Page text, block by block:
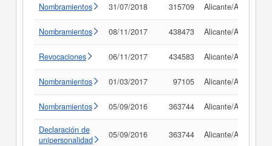
Nombramientos 31/07/2018 315709 Alicante/Alacant
Nombramientos 08/11/2017 438473 Alicante/Alacant
Revocaciones 06/11/2017 434583 Alicante/Alacant
Nombramientos 01/03/2017 97105 Alicante/Alacant
Nombramientos 05/09/2016 363744 Alicante/Alacant
Declaración de
unipersonalidad
05/09/2016 363744 Alicante/Alacant